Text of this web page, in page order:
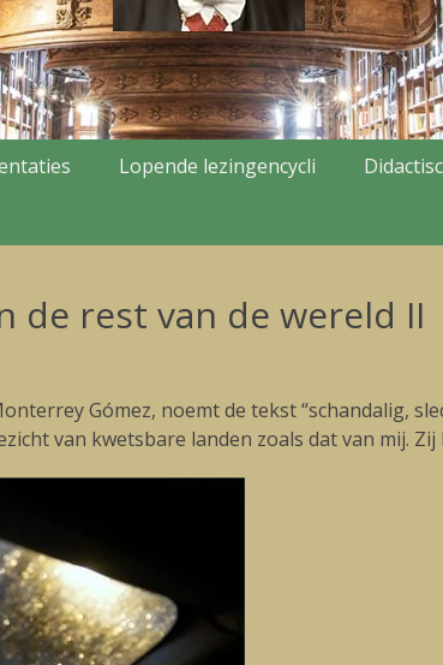
Lopende lezingencycli
de rest van de wereld II
Gómez, noemt de tekst “schandalig,
van kwetsbare landen zoals dat van mij.